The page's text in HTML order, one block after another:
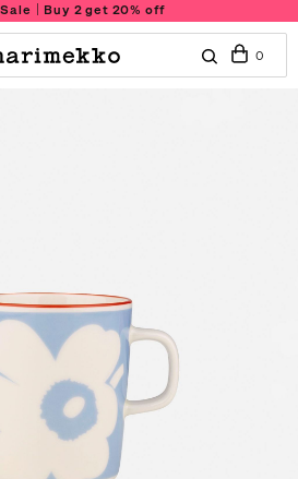
｜Buy 2 get 20% off
0